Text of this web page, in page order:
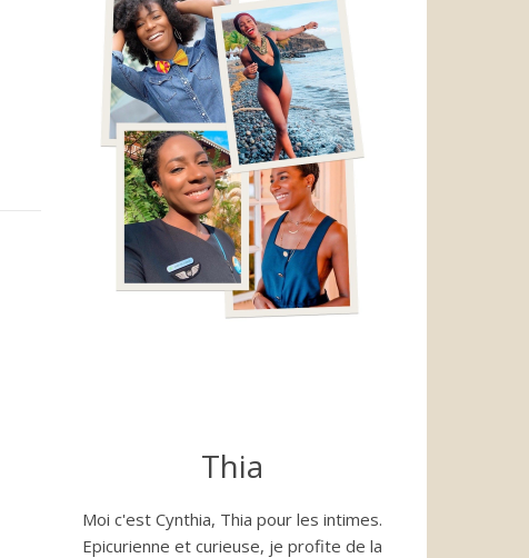
Thia
Moi c'est Cynthia, Thia pour les intimes.
Epicurienne et curieuse, je profite de la